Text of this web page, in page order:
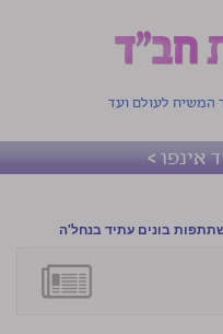
המשיח לעולם ועד
אינפו >
בונים עתיד בנחל'ה